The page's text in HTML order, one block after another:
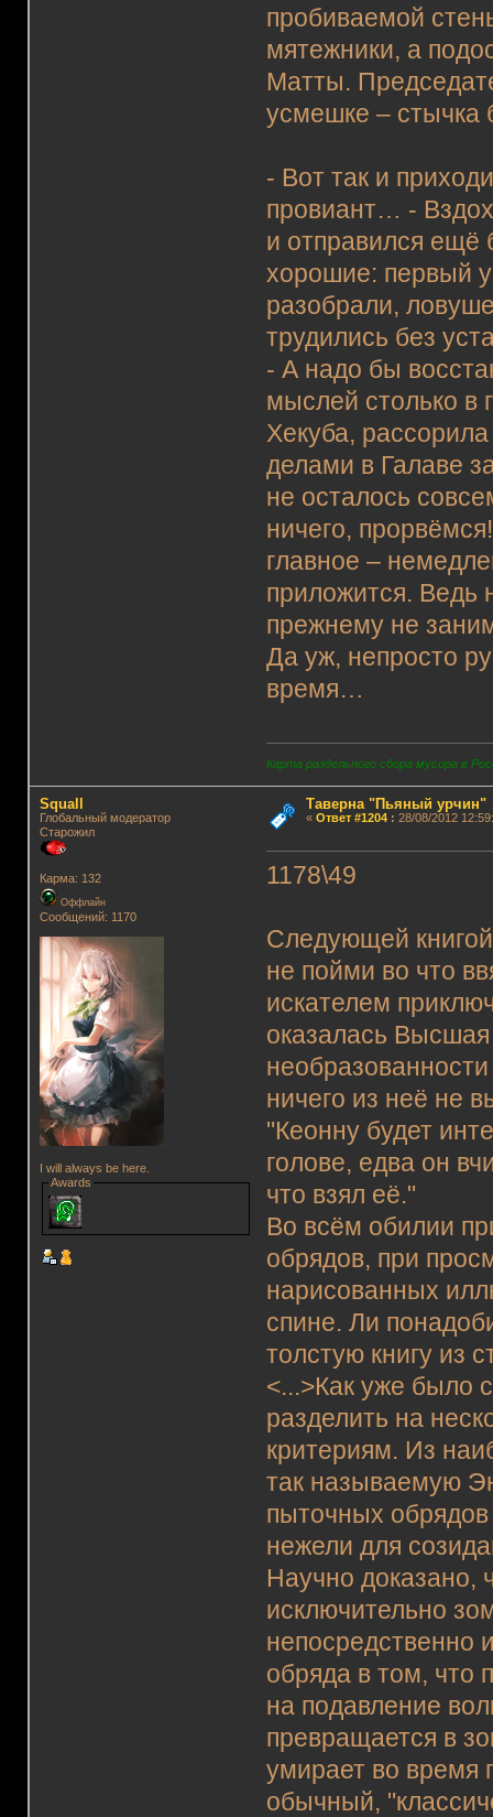
пробиваемой
мятежники, а
Матты.
усмешке – стычка
- Вот так и
провиант… -
и отправился ещё
хорошие: первый
разобрали,
трудились без
- А надо бы
мыслей столько в
Хекуба,
делами в Галаве
не осталось
ничего,
главное –
приложится. Ведь
прежнему не
Да уж, непросто
время…
Карта раздельного сбора мусора в
Squall
Глобальный модератор
Старожил
Карма: 132
Оффлайн
Сообщений: 1170
I will always be here.
Awards
Таверна "Пьяный урчин"
« Ответ #1204: 28/08/2012
1178\49
Следующей
не пойми во что
искателем
оказалась
ничего из неё не
"Кеонну будет
голове, едва он
что взял её."
Во всём обилии
обрядов, при
нарисованных
спине. Ли
толстую книгу из
<...>Как уже было
разделить на
критериям. Из
так называемую
пыточных
нежели для
Научно доказано,
исключительно
непосредственно
обряда в том, что
на подавление
превращается в
умирает во время
обычный,